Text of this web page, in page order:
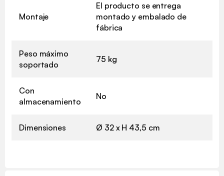
Montaje
El producto se entrega
montado y embalado de
fábrica
Peso máximo
soportado
75 kg
Con
almacenamiento
No
Dimensiones Ø 32 x H 43,5 cm